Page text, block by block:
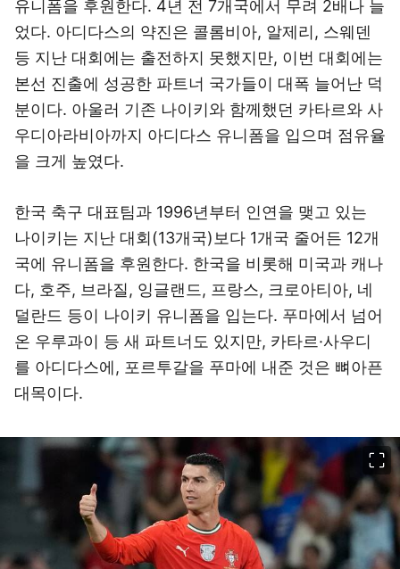
유니폼을 후원한다. 4년 전 7개국에서 무려 2배나 늘
었다. 아디다스의 약진은 콜롬비아, 알제리, 스웨덴
등 지난 대회에는 출전하지 못했지만, 이번 대회에는
본선 진출에 성공한 파트너 국가들이 대폭 늘어난 덕
분이다. 아울러 기존 나이키와 함께했던 카타르와 사
우디아라비아까지 아디다스 유니폼을 입으며 점유율
을 크게 높였다.
한국 축구 대표팀과 1996년부터 인연을 맺고 있는
나이키는 지난 대회(13개국)보다 1개국 줄어든 12개
국에 유니폼을 후원한다. 한국을 비롯해 미국과 캐나
다, 호주, 브라질, 잉글랜드, 프랑스, 크로아티아, 네
덜란드 등이 나이키 유니폼을 입는다. 푸마에서 넘어
온 우루과이 등 새 파트너도 있지만, 카타르·사우디
를 아디다스에, 포르투갈을 푸마에 내준 것은 뼈아픈
대목이다.